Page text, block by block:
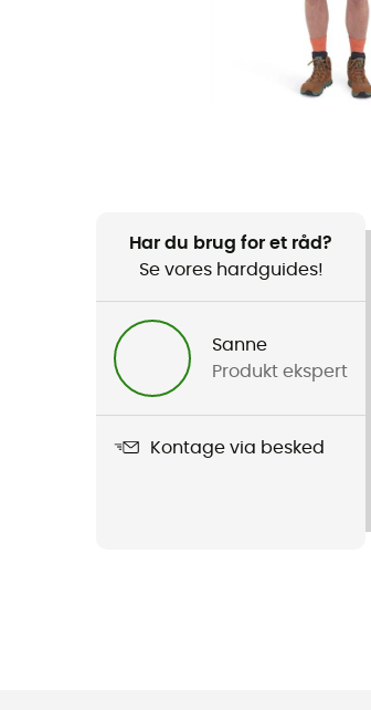
Har du brug for et råd?
Se vores hardguides!
Sanne
Produkt ekspert
Kontage via besked